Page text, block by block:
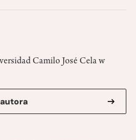
Camilo José Cela w